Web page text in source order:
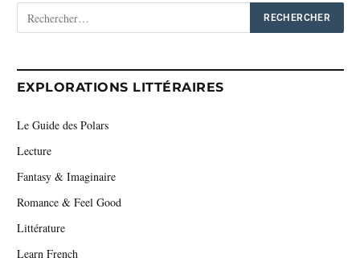
EXPLORATIONS LITTÉRAIRES
Le Guide des Polars
Lecture
Fantasy & Imaginaire
Romance & Feel Good
Littérature
Learn French